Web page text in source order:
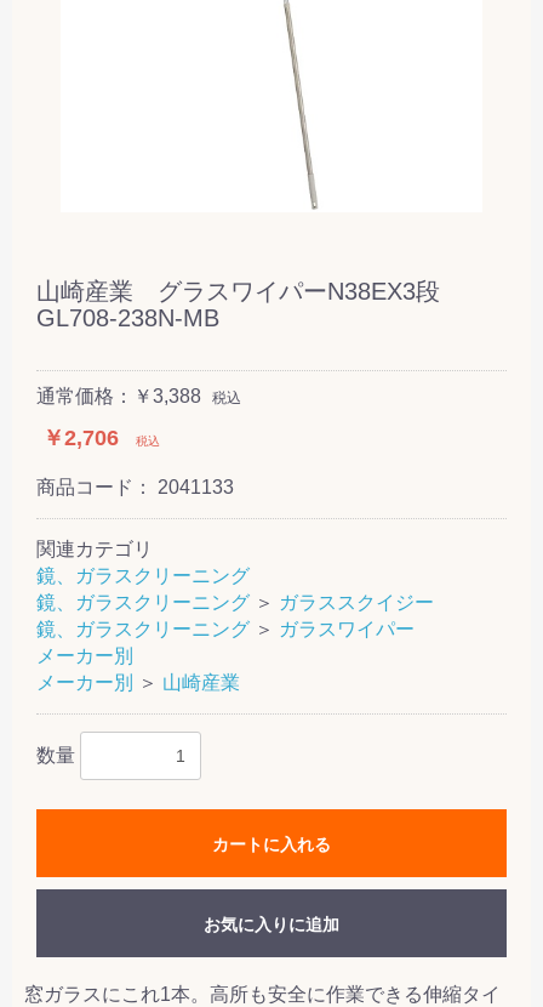
山崎産業 グラスワイパーN38EX3段
GL708-238N-MB
通常価格：￥3,388 税込
￥2,706 税込
商品コード： 2041133
関連カテゴリ
鏡、ガラスクリーニング
鏡、ガラスクリーニング ＞ ガラススクイジー
鏡、ガラスクリーニング ＞ ガラスワイパー
メーカー別
メーカー別
＞ 山崎産業
数量
カートに入れる
お気に入りに追加
窓ガラスにこれ1本。高所も安全に作業できる伸縮タイ